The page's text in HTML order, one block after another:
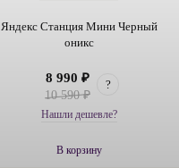
Яндекс Станция Мини Черный
оникс
8 990 ₽
10 590 ₽
?
Нашли дешевле?
В корзину